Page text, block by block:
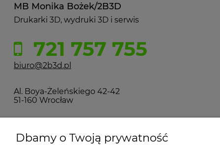
MB Monika Bożek/2B3D
Drukarki 3D, wydruki 3D i serwis
721 757 755
biuro@2b3d.pl
Al. Boya-Żeleńskiego 42-42
51-160 Wrocław
MOJE KONTO
Dbamy o Twoją prywatność